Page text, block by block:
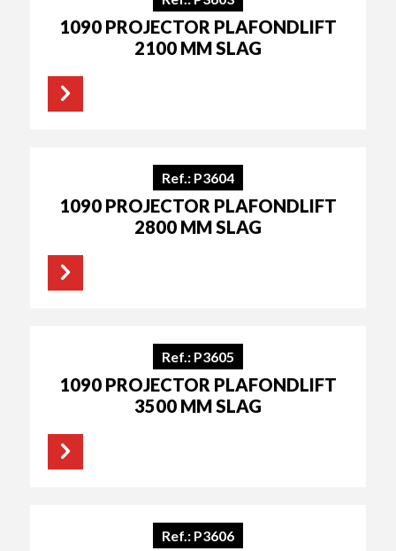
1090 PROJECTOR PLAFONDLIFT
2100 MM SLAG
Ref.: P3604
1090 PROJECTOR PLAFONDLIFT
2800 MM SLAG
Ref.: P3605
1090 PROJECTOR PLAFONDLIFT
3500 MM SLAG
Ref.: P3606